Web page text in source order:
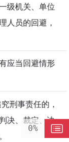
级机关、单位
人员的回避，
应当回避情形
刑事责任的，
决、裁定、决
0%